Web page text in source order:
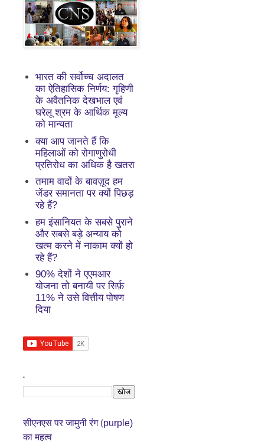
भारत की सर्वोच्च अदालत
का ऐतिहासिक निर्णय: गृहिणी
के अवैतनिक देखभाल एवं
घरेलू श्रम के आर्थिक मूल्य
को मान्यता
क्या आप जानते हैं कि
महिलाओं को रोगाणुरोधी
प्रतिरोध का अधिक है खतरा
तमाम वादों के बावज़ूद हम
जेंडर समानता पर क्यों पिछड़
रहे हैं?
हम इंसानियत के सबसे पुराने
और सबसे बड़े अन्याय को
खत्म करने में नाकाम क्यों हो
रहे हैं?
90% देशों ने एएमआर
योजना तो बनायी पर सिर्फ़
11% ने उसे वित्तीय पोषण
दिया
.
सीएनएस पर जामुनी रंग (purple)
का महत्व